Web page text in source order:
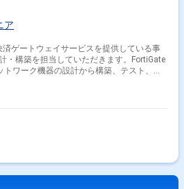
ア
・構築を担当していただきます。FortiGate
トワーク機器の設計から構築、テスト、運
成